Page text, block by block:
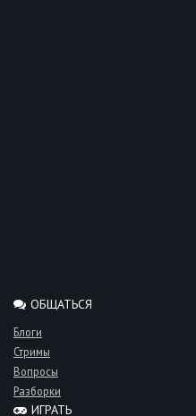
ОБЩАТЬСЯ
Блоги
Стримы
Вопросы
Разборки
ИГРАТЬ